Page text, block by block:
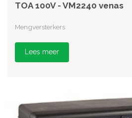
TOA 100V - VM2240 venas
Mengversterkers
Lees meer